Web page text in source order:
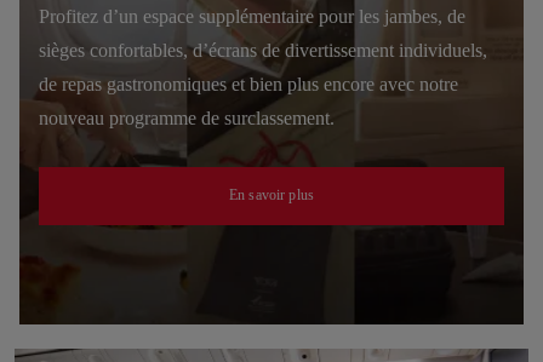
Profitez d’un espace supplémentaire pour les jambes, de
sièges confortables, d’écrans de divertissement individuels,
de repas gastronomiques et bien plus encore avec notre
nouveau programme de surclassement.
En savoir plus